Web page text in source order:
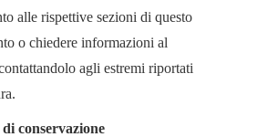
alle rispettive sezioni di questo
o chiedere informazioni al
agli estremi riportati
conservazione